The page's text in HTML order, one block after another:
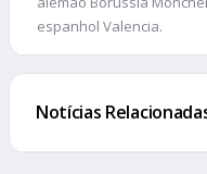
espanhol Valencia.
Notícias